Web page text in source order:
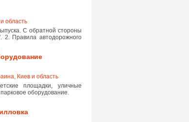
область
С обратной стороны
Правила автодорожного
Киев и область
площадки, уличные
оборудование.